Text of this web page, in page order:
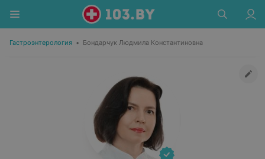
Гастроэнтерология • Бондарчук Людмила Константиновна